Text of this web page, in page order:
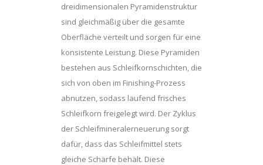
dreidimensionalen Pyramidenstruktur
sind gleichmäßig über die gesamte
Oberfläche verteilt und sorgen für eine
konsistente Leistung. Diese Pyramiden
bestehen aus Schleifkornschichten, die
sich von oben im Finishing-Prozess
abnutzen, sodass laufend frisches
Schleifkorn freigelegt wird. Der Zyklus
der Schleifmineralerneuerung sorgt
dafür, dass das Schleifmittel stets
gleiche Schärfe behält. Diese